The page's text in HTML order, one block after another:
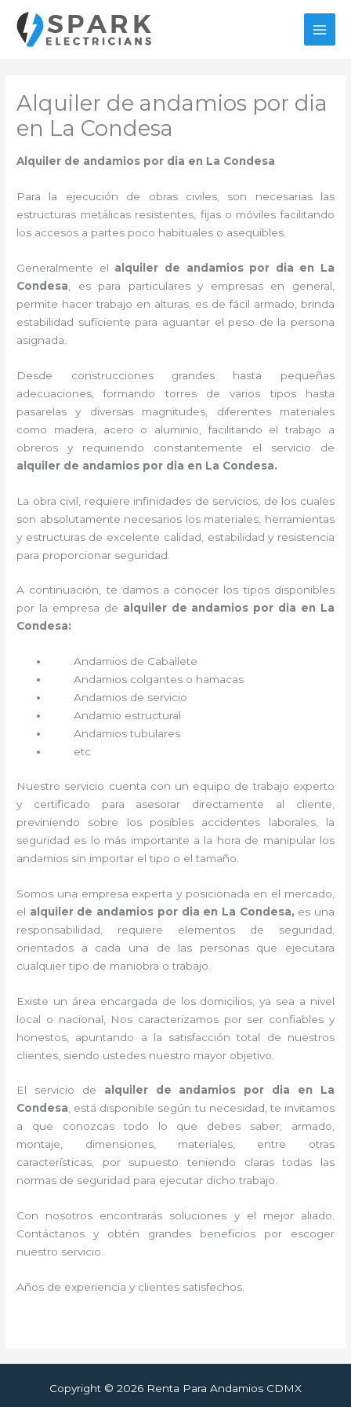
contenido
Alquiler de andamios por dia
en La Condesa
Alquiler de andamios por dia en La Condesa
Para la ejecución de obras civiles, son necesarias las
estructuras metálicas resistentes, fijas o móviles facilitando
los accesos a partes poco habituales o asequibles.
Generalmente el alquiler de andamios por dia en La
Condesa , es para particulares y empresas en general,
permite hacer trabajo en alturas, es de fácil armado, brinda
estabilidad suficiente para aguantar el peso de la persona
asignada.
Desde construcciones grandes hasta pequeñas
adecuaciones, formando torres de varios tipos hasta
pasarelas y diversas magnitudes, diferentes materiales
como madera, acero o aluminio, facilitando el trabajo a
obreros y requiriendo constantemente el servicio de
alquiler de andamios por dia en La Condesa.
La obra civil, requiere infinidades de servicios, de los cuales
son absolutamente necesarios los materiales, herramientas
y estructuras de excelente calidad, estabilidad y resistencia
para proporcionar seguridad.
A continuación, te damos a conocer los tipos disponibles
por la empresa de alquiler de andamios por dia en La
Condesa:
Andamios de Caballete
Andamios colgantes o hamacas
Andamios de servicio
Andamio estructural
Andamios tubulares
etc
Nuestro servicio cuenta con un equipo de trabajo experto
y certificado para asesorar directamente al cliente,
previniendo sobre los posibles accidentes laborales, la
seguridad es lo más importante a la hora de manipular los
andamios sin importar el tipo o el tamaño.
Somos una empresa experta y posicionada en el mercado,
el alquiler de andamios por dia en La Condesa, es una
responsabilidad, requiere elementos de seguridad,
orientados a cada una de las personas que ejecutara
cualquier tipo de maniobra o trabajo.
Existe un área encargada de los domicilios, ya sea a nivel
local o nacional, Nos caracterizamos por ser confiables y
honestos, apuntando a la satisfacción total de nuestros
clientes, siendo ustedes nuestro mayor objetivo.
El servicio de alquiler de andamios por dia en La
Condesa, está disponible según tu necesidad, te invitamos
a que conozcas todo lo que debes saber; armado,
montaje, dimensiones, materiales, entre otras
características, por supuesto teniendo claras todas las
normas de seguridad para ejecutar dicho trabajo.
Con nosotros encontrarás soluciones y el mejor aliado.
Contáctanos y obtén grandes beneficios por escoger
nuestro servicio.
Años de experiencia y clientes satisfechos.
Copyright © 2026 Renta Para Andamios CDMX